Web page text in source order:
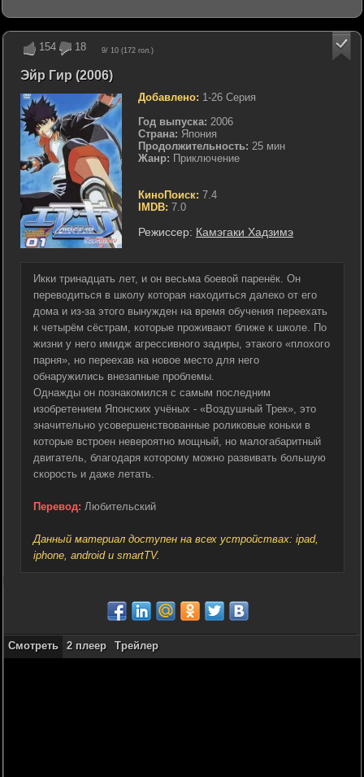
154 18 9/ 10 (172 гол.)
Эйр Гир (2006)
Добавлено: 1-26 Серия
Год выпуска: 2006
Страна: Япония
Продолжительность: 25 мин
Жанр: Приключение
КиноПоиск: 7.4
IMDB: 7.0
Режиссер: Камэгаки Хадзимэ
Икки тринадцать лет, и он весьма боевой паренёк. Он
переводиться в школу которая находиться далеко от его
дома и из-за этого вынужден на время обучения переехать
к четырём сёстрам, которые проживают ближе к школе. По
жизни у него имидж агрессивного задиры, этакого «плохого
парня», но переехав на новое место для него
обнаружились внезапные проблемы.
Однажды он познакомился с самым последним
изобретением Японских учёных - «Воздушный Трек», это
значительно усовершенствованные роликовые коньки в
которые встроен невероятно мощный, но малогабаритный
двигатель, благодаря которому можно развивать большую
скорость и даже летать.
Перевод: Любительский
Данный материал доступен на всех устройствах: ipad,
iphone, android и smartTV.
Смотреть 2 плеер Трейлер